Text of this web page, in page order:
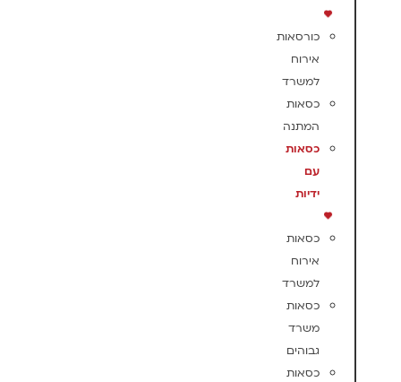
כורסאות
אירוח
למשרד
כסאות
המתנה
כסאות
עם
ידיות
כסאות
אירוח
למשרד
כסאות
משרד
גבוהים
כסאות